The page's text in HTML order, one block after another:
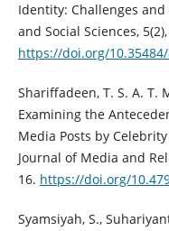
Identity: Challenges
and Social Sciences,
https://doi.org/
Shariffadeen, T. S. A. T.
Examining the
Media Posts by
Journal of Media and
16. https://doi.org/
Syamsiyah, S.,